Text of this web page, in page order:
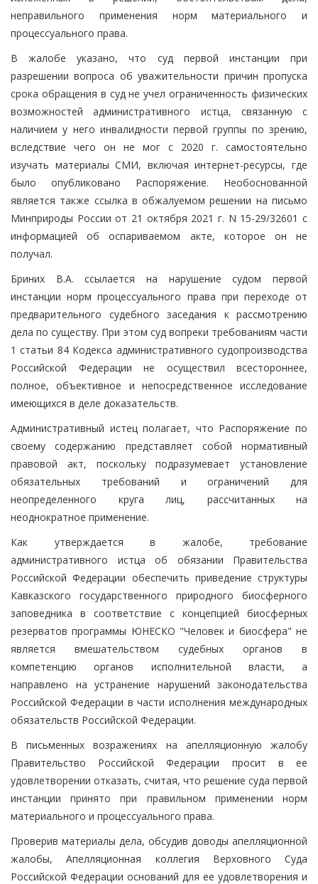
неправильного применения норм материального и
процессуального права.
В жалобе указано, что суд первой инстанции при
разрешении вопроса об уважительности причин пропуска
срока обращения в суд не учел ограниченность физических
возможностей административного истца, связанную с
наличием у него инвалидности первой группы по зрению,
вследствие чего он не мог с 2020 г. самостоятельно
изучать материалы СМИ, включая интернет-ресурсы, где
было опубликовано Распоряжение. Необоснованной
является также ссылка в обжалуемом решении на письмо
Минприроды России от 21 октября 2021 г. N 15-29/32601 с
информацией об оспариваемом акте, которое он не
получал.
Бриних В.А. ссылается на нарушение судом первой
инстанции норм процессуального права при переходе от
предварительного судебного заседания к рассмотрению
дела по существу. При этом суд вопреки требованиям части
1 статьи 84 Кодекса административного судопроизводства
Российской Федерации не осуществил всестороннее,
полное, объективное и непосредственное исследование
имеющихся в деле доказательств.
Административный истец полагает, что Распоряжение по
своему содержанию представляет собой нормативный
правовой акт, поскольку подразумевает установление
обязательных требований и ограничений для
неопределенного круга лиц, рассчитанных на
неоднократное применение.
Как утверждается в жалобе, требование
административного истца об обязании Правительства
Российской Федерации обеспечить приведение структуры
Кавказского государственного природного биосферного
заповедника в соответствие с концепцией биосферных
резерватов программы ЮНЕСКО "Человек и биосфера" не
является вмешательством судебных органов в
компетенцию органов исполнительной власти, а
направлено на устранение нарушений законодательства
Российской Федерации в части исполнения международных
обязательств Российской Федерации.
В письменных возражениях на апелляционную жалобу
Правительство Российской Федерации просит в ее
удовлетворении отказать, считая, что решение суда первой
инстанции принято при правильном применении норм
материального и процессуального права.
Проверив материалы дела, обсудив доводы апелляционной
жалобы, Апелляционная коллегия Верховного Суда
Российской Федерации оснований для ее удовлетворения и